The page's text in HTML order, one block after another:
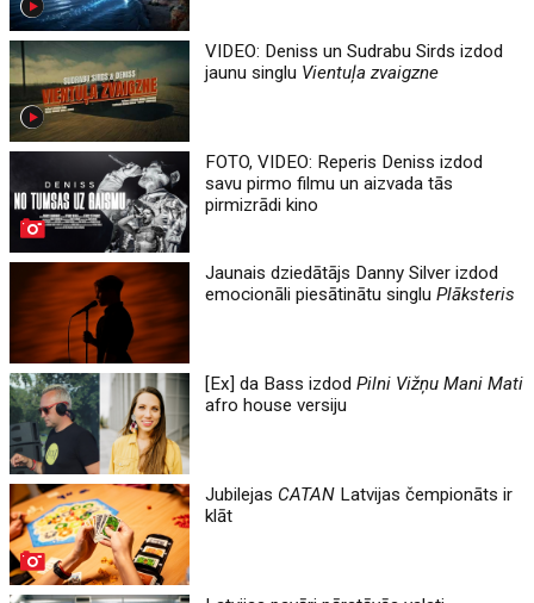
VIDEO: Deniss un Sudrabu Sirds izdod
jaunu singlu Vientuļa zvaigzne
FOTO, VIDEO: Reperis Deniss izdod
savu pirmo filmu un aizvada tās
pirmizrādi kino
Jaunais dziedātājs Danny Silver izdod
emocionāli piesātinātu singluPlāksteris
[Ex] da Bass izdodPilni Vižņu Mani Mati
afro house versiju
Jubilejas CATAN Latvijas čempionāts ir
klāt